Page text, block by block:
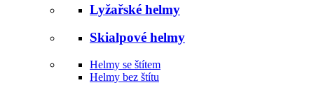
Lyžařské helmy
Skialpové helmy
Helmy se štítem
Helmy bez štítu